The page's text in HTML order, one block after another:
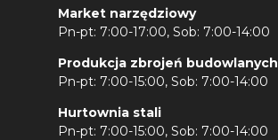
Market narzędziowy
Pn-pt: 7:00-17:00, Sob: 7:00-14:00
Produkcja zbrojeń budowlanych
Pn-pt: 7:00-15:00, Sob: 7:00-14:00
Hurtownia stali
Pn-pt: 7:00-15:00, Sob: 7:00-14:00